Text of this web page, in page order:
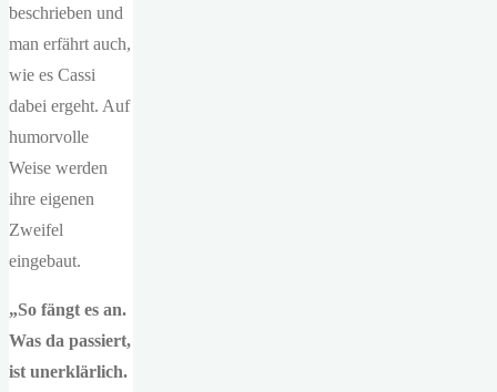
beschrieben und
man erfährt auch,
wie es Cassi
dabei ergeht. Auf
humorvolle
Weise werden
ihre eigenen
Zweifel
eingebaut.
„So fängt es an.
Was da passiert,
ist unerklärlich.